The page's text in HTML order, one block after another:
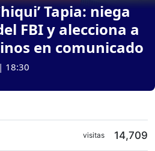
Tapia: niega
FBI y alecciona a
en comunicado
18:30
visitas 14,709